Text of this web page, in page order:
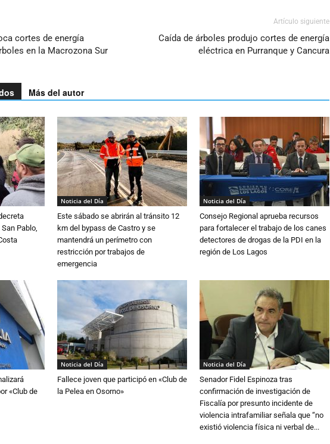
cortes de energía
en la Macrozona Sur
Artículo siguiente
Caída de árboles produjo cortes de energía
eléctrica en Purranque y Cancura
Más del autor
Pablo,
Noticia del Día
Este sábado se abrirán al tránsito 12
km del bypass de Castro y se
mantendrá un perímetro con
restricción por trabajos de
emergencia
Noticia del Día
Consejo Regional aprueba recursos
para fortalecer el trabajo de los canes
detectores de drogas de la PDI en la
región de Los Lagos
«Club de
Noticia del Día
Fallece joven que participó en «Club de
la Pelea en Osorno»
Noticia del Día
Senador Fidel Espinoza tras
confirmación de investigación de
Fiscalía por presunto incidente de
violencia intrafamiliar señala que “no
existió violencia física ni verbal de...